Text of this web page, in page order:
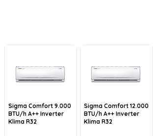
Sigma Comfort 9.000
BTU/h A++ Inverter
Klima R32
Sigma Comfort 12.000
BTU/h A++ Inverter
Klima R32